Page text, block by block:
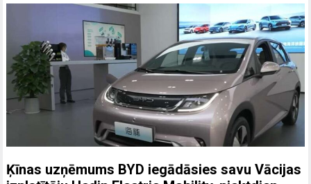
Ķīnas uzņēmums BYD iegādāsies savu Vācijas